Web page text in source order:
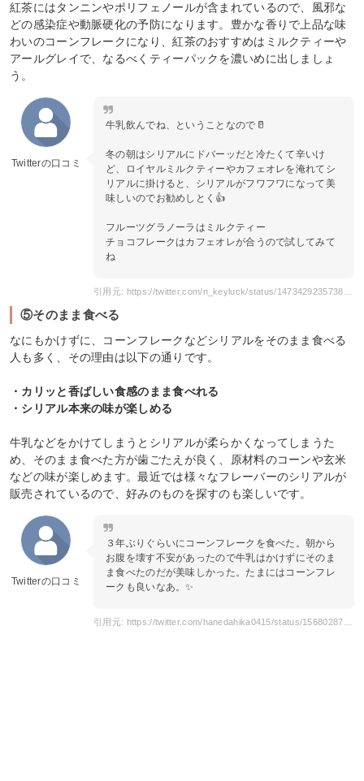
紅茶にはタンニンやポリフェノールが含まれているので、風邪な
どの感染症や動脈硬化の予防になります。豊かな香りで上品な味
わいのコーンフレークになり、紅茶のおすすめはミルクティーや
アールグレイで、なるべくティーパックを濃いめに出しましょ
う。
Twitterの口コミ
牛乳飲んでね、ということなので🥛
冬の朝はシリアルにドバーッだと冷たくて辛いけ
ど、ロイヤルミルクティーやカフェオレを淹れてシ
リアルに掛けると、シリアルがフワフワになって美
味しいのでお勧めしとく👍
フルーツグラノーラはミルクティー
チョコフレークはカフェオレが合うので試してみて
ね
⑤そのまま食べる
なにもかけずに、コーンフレークなどシリアルをそのまま食べる
人も多く、その理由は以下の通りです。
・カリッと香ばしい食感のまま食べれる
・シリアル本来の味が楽しめる
牛乳などをかけてしまうとシリアルが柔らかくなってしまうた
め、そのまま食べた方が歯ごたえが良く、原材料のコーンや玄米
などの味が楽しめます。最近では様々なフレーバーのシリアルが
販売されているので、好みのものを探すのも楽しいです。
Twitterの口コミ
３年ぶりぐらいにコーンフレークを食べた。朝から
お腹を壊す不安があったので牛乳はかけずにそのま
ま食べたのだが美味しかった。たまにはコーンフレ
ークも良いなあ。✨